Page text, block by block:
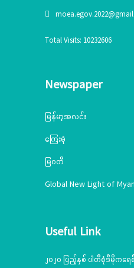
Total Visits: 10232606
Newspaper
မြန်မာ့အလင်း
ကြေးမုံ
မြဝတီ
Global New Light of
Useful Link
၂၀၂၀ ပြည့်နှစ် ပါတီစုံဒီမိုက